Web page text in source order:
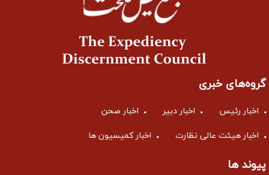
گروه‌های خبری
اخبار رئیس اخبار دبیر اخبار صحن
اخبار هیئت عالی نظارت اخبار کمیسیون ها
پیوند ها